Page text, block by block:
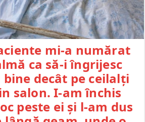
mi-a numărat
ca să-i îngrijesc
decât pe ceilalți
salon. I-am închis
peste ei și l-am dus